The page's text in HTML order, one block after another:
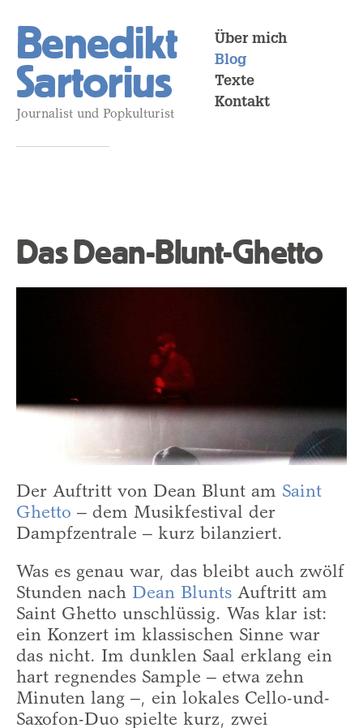
Benedikt
Sartorius
Journalist und Popkulturist
Über mich
Blog
Texte
Kontakt
Das Dean-Blunt-Ghetto
Der Auftritt von Dean Blunt am Saint
Ghetto – dem Musikfestival der
Dampfzentrale – kurz bilanziert.
Was es genau war, das bleibt auch zwölf
Stunden nach Dean Blunts Auftritt am
Saint Ghetto unschlüssig. Was klar ist:
ein Konzert im klassischen Sinne war
das nicht. Im dunklen Saal erklang ein
hart regnendes Sample – etwa zehn
Minuten lang –, ein lokales Cello-und-
Saxofon-Duo spielte kurz, zwei